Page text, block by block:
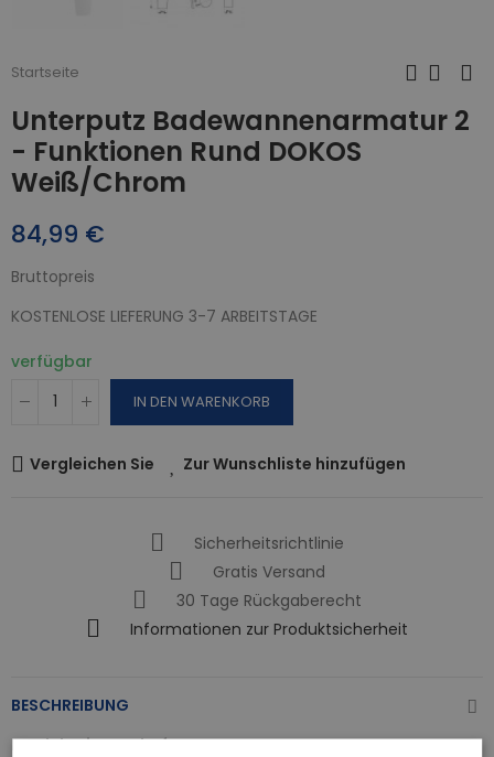
Startseite
Unterputz Badewannenarmatur 2
- Funktionen Rund DOKOS
Weiß/Chrom
84,99 €
Bruttopreis
KOSTENLOSE LIEFERUNG 3-7 ARBEITSTAGE
verfügbar
IN DEN WARENKORB
Vergleichen Sie Zur Wunschliste hinzufügen
Sicherheitsrichtlinie
Gratis Versand
30 Tage Rückgaberecht
Informationen zur Produktsicherheit
BESCHREIBUNG
Produkteigenschaften: